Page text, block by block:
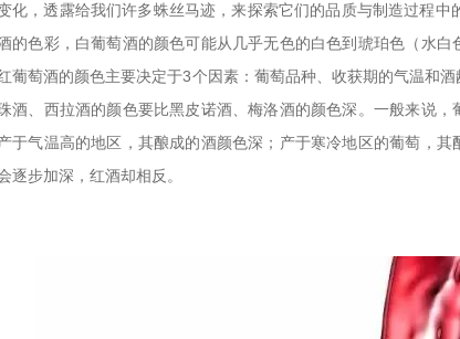
化，透露给我们许多蛛丝马迹，来探索它们的品质与制造过程
的色彩，白葡萄酒的颜色可能从几乎无色的白色到琥珀色（水白
葡萄酒的颜色主要决定于3个因素：葡萄品种、收获期的气温和
酒、西拉酒的颜色要比黑皮诺酒、梅洛酒的颜色深。一般来说，
于气温高的地区，其酿成的酒颜色深；产于寒冷地区的葡萄，
逐步加深，红酒却相反。